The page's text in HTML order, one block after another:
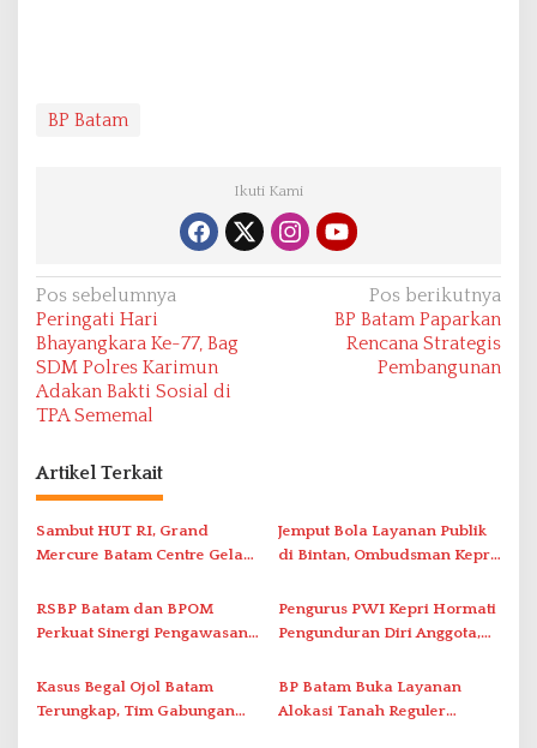
BP Batam
Ikuti Kami
N
a
v
i
a
s
i
p
o
s
Pos sebelumnya
Peringati Hari
Bhayangkara Ke-77, Bag
SDM Polres Karimun
Adakan Bakti Sosial di
TPA Sememal
Pos berikutnya
BP Batam Paparkan
Rencana Strategis
Pembangunan
Artikel Terkait
Sambut HUT RI, Grand
Mercure Batam Centre Gelar
Nusantara’
Jemput Bola Layanan Publik
di Bintan, Ombudsman Kepri
Solar Nelayan
RSBP Batam dan BPOM
Perkuat Sinergi Pengawasan
Pelayanan Kefarmasian
Pengurus PWI Kepri Hormati
Pengunduran Diri Anggota,
Administrasi ke Pusat
Kasus Begal Ojol Batam
Terungkap, Tim Gabungan
BP Batam Buka Layanan
Alokasi Tanah Reguler